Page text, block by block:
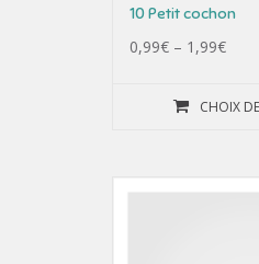
10 Petit cochon
0,99€ – 1,99€
CHOIX